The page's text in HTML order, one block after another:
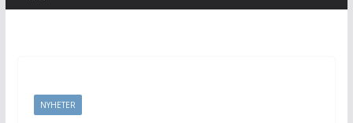
NYHETER